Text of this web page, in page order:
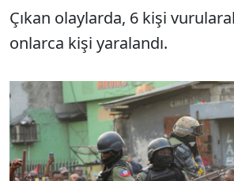
Çıkan olaylarda, 6 kişi
onlarca kişi yaralandı.